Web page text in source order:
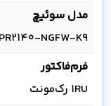
مدل سوئیچ
NGFW-K9
فرم‌فاکتور
1RU رک‌مونت